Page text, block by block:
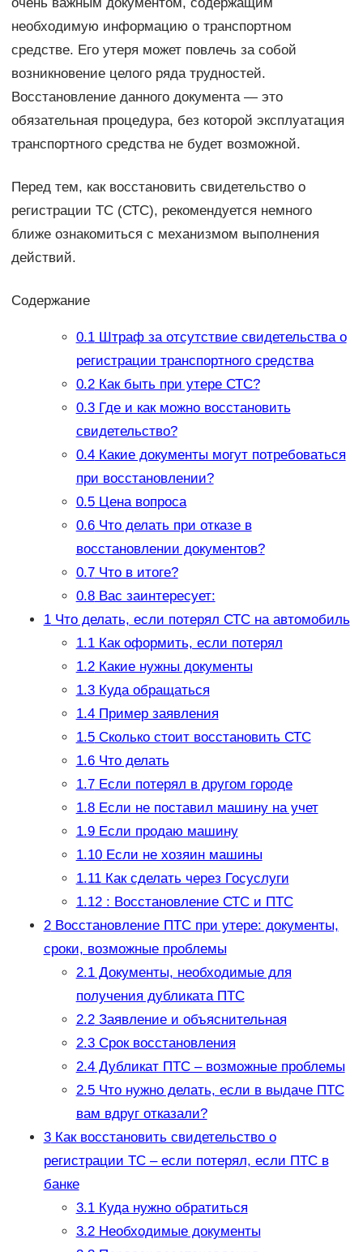
необходимую информацию о транспортном
средстве. Его утеря может повлечь за собой
возникновение целого ряда трудностей.
Восстановление данного документа — это
обязательная процедура, без которой эксплуатация
транспортного средства не будет возможной.
Перед тем, как восстановить свидетельство о
регистрации ТС (СТС), рекомендуется немного
ближе ознакомиться с механизмом выполнения
действий.
Содержание
0.1Штраф за отсутствие свидетельства о
регистрации транспортного средства
0.2Как быть при утере СТС?
0.3Где и как можно восстановить
свидетельство?
0.4Какие документы могут потребоваться
при восстановлении?
0.5Цена вопроса
0.6Что делать при отказе в
восстановлении документов?
0.7Что в итоге?
0.8Вас заинтересует:
1Что делать, если потерял СТС на автомобиль
1.1Как оформить, если потерял
1.2Какие нужны документы
1.3Куда обращаться
1.4Пример заявления
1.5Сколько стоит восстановить СТС
1.6Что делать
1.7Если потерял в другом городе
1.8Если не поставил машину на учет
1.9Если продаю машину
1.10Если не хозяин машины
1.11Как сделать через Госуслуги
1.12: Восстановление СТС и ПТС
2Восстановление ПТС при утере: документы,
сроки, возможные проблемы
2.1Документы, необходимые для
получения дубликата ПТС
2.2Заявление и объяснительная
2.3Срок восстановления
2.4Дубликат ПТС – возможные проблемы
2.5Что нужно делать, если в выдаче ПТС
вам вдруг отказали?
3Как восстановить свидетельство о
регистрации ТС – если потерял, если ПТС в
банке
3.1Куда нужно обратиться
3.2Необходимые документы